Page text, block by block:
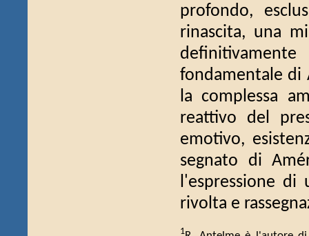
profondo,
rinascita, una
fondamentale di
la complessa
reattivo del
emotivo,
segnato di
l'espressione di
rivolta e
1